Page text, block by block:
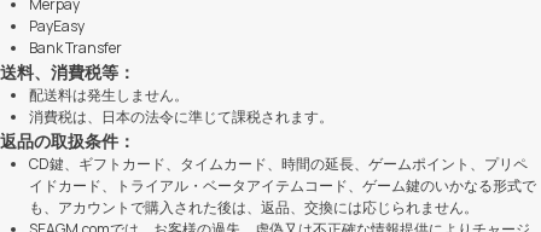
Merpay
PayEasy
Bank Transfer
送料、消費税等：
配送料は発生しません。
消費税は、日本の法令に準じて課税されます。
返品の取扱条件：
CD鍵、ギフトカード、タイムカード、時間の延長、ゲームポイント、プリペ
イドカード、トライアル・ベータアイテムコード、ゲーム鍵のいかなる形式で
も、アカウントで購入された後は、返品、交換には応じられません。